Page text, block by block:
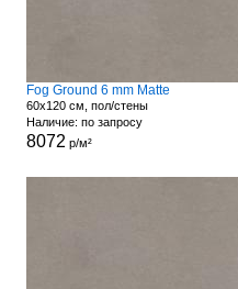
Fog Ground 6 mm Matte
60x120 см, пол/стены
Наличие: по запросу
8072 р/м²